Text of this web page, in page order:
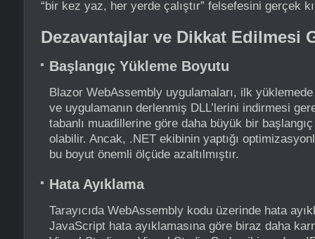
“bir kez yaz, her yerde çalıştır” felsefesini gerçek
Dezavantajlar ve Dikkat Edilmesi
Başlangıç Yükleme Boyutu
Blazor WebAssembly uygulamaları, ilk yüklemede
ve uygulamanın derlenmiş DLL’lerini indirmesi
tabanlı muadillerine göre daha büyük bir
olabilir. Ancak, .NET ekibinin yaptığı
bu boyut önemli ölçüde azaltılmıştır.
Hata Ayıklama
Tarayıcıda WebAssembly kodu üzerinde hata
JavaScript hata ayıklamasına göre biraz daha